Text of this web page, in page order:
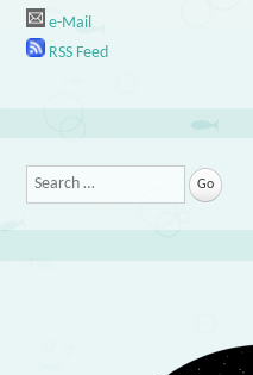
e-Mail
RSS Feed
Search